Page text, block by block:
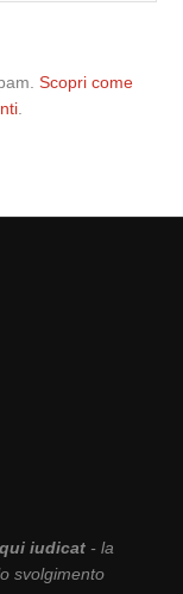
Scopri come
iudicat- la
svolgimento